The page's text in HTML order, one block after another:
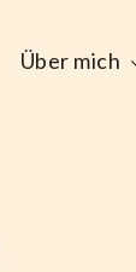
Über mich